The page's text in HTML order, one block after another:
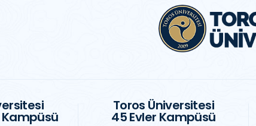
Toros Üniversitesi
45 Evler Kampüsü